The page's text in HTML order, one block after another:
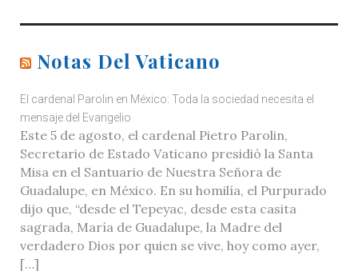
Notas Del Vaticano
El cardenal Parolin en México: Toda la sociedad necesita el
mensaje del Evangelio
Este 5 de agosto, el cardenal Pietro Parolin,
Secretario de Estado Vaticano presidió la Santa
Misa en el Santuario de Nuestra Señora de
Guadalupe, en México. En su homilía, el Purpurado
dijo que, “desde el Tepeyac, desde esta casita
sagrada, María de Guadalupe, la Madre del
verdadero Dios por quien se vive, hoy como ayer,
[…]